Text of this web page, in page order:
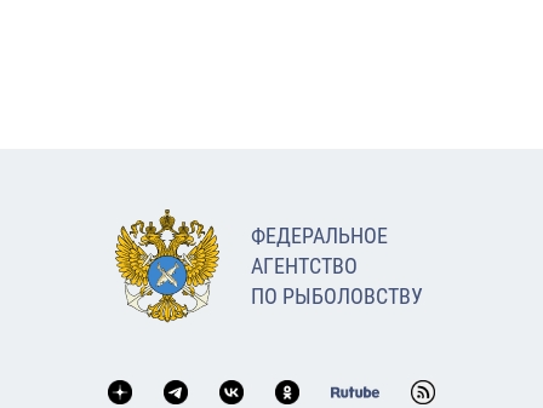
ФЕДЕРАЛЬНОЕ
АГЕНТСТВО
ПО РЫБОЛОВСТВУ